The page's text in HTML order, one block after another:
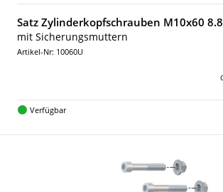
Satz Zylinderkopfschrauben M10x60 8.8
mit Sicherungsmuttern
Artikel-Nr: 10060U
Verfügbar